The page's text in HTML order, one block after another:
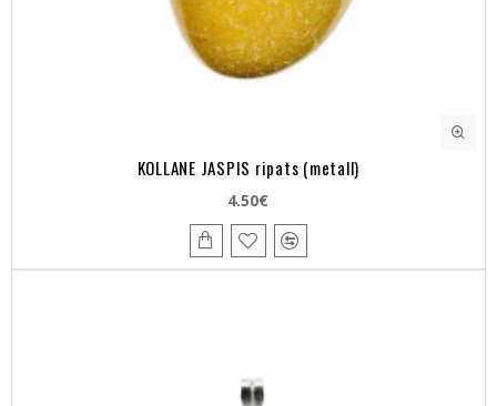
KOLLANE JASPIS ripats (metall)
4.50€